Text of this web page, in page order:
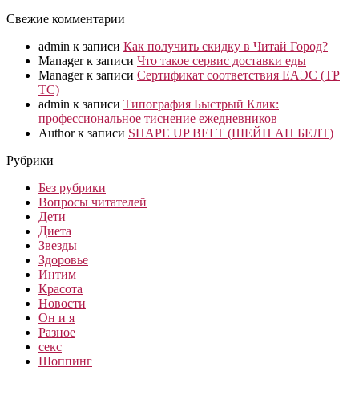
Свежие комментарии
admin к записи Как получить скидку в Читай Город?
Managerк записи Что такое сервис доставки еды
Managerк записи Сертификат соответствия ЕАЭС (ТР
ТС)
admin к записи Типография Быстрый Клик:
профессиональное тиснение ежедневников
Authorк записи SHAPE UP BELT (ШЕЙП АП БЕЛТ)
Рубрики
Без рубрики
Вопросы читателей
Дети
Диета
Звезды
Здоровье
Интим
Красота
Новости
Он и я
Разное
секс
Шоппинг